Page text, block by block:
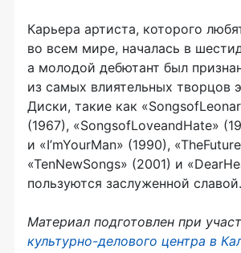
Карьера артиста, которого
во всем мире, началась в
а молодой дебютант был
из самых влиятельных творцов
Диски, такие как
(1967), «SongsofLoveandHate»
и «I’mYourMan» (1990),
«TenNewSongs» (2001) и
пользуются заслуженной славой.
Материал подготовлен при
культурно-делового центра в